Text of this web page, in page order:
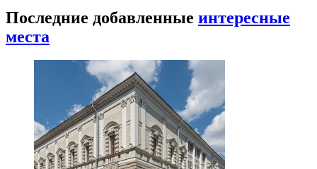
Последние добавленные интересные
места